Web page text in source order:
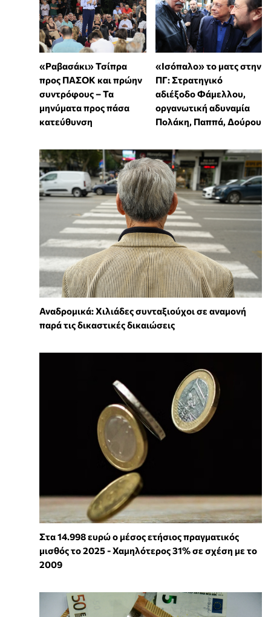
«Ραβασάκι» Τσίπρα
προς ΠΑΣΟΚ και πρώην
συντρόφους – Τα
μηνύματα προς πάσα
κατεύθυνση
«Ισόπαλο» το ματς στην
ΠΓ: Στρατηγικό
αδιέξοδο Φάμελλου,
οργανωτική αδυναμία
Πολάκη, Παππά, Δούρου
Αναδρομικά: Χιλιάδες συνταξιούχοι σε αναμονή
παρά τις δικαστικές δικαιώσεις
Στα 14.998 ευρώ ο μέσος ετήσιος πραγματικός
μισθός το 2025 - Χαμηλότερος 31% σε σχέση με το
2009